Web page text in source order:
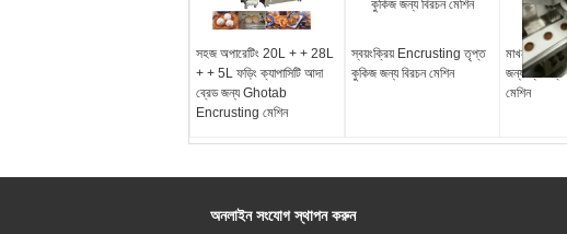
সহজ অপারেটিং 20L + + 28L
+ + 5L ফড়িং ক্যাপাসিটি আদা
ব্রেড জন্য Ghotab
Encrusting মেশিন
স্বয়ংক্রিয় Encrusting তৃপ্ত
কুকিজ জন্য বিরচন মেশিন
মাখন
জন্য
মেশিন
অনলাইন সংযোগ স্থাপন করুন